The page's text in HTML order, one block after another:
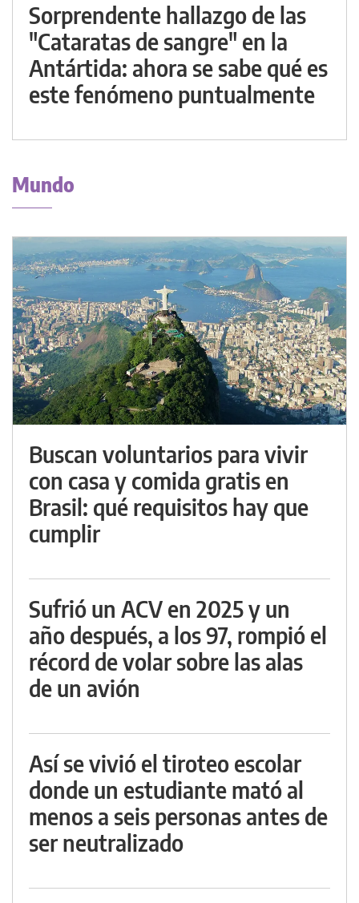
Sorprendente hallazgo de las
"Cataratas de sangre" en la
Antártida: ahora se sabe qué es
este fenómeno puntualmente
Mundo
Buscan voluntarios para vivir
con casa y comida gratis en
Brasil: qué requisitos hay que
cumplir
Sufrió un ACV en 2025 y un
año después, a los 97, rompió el
récord de volar sobre las alas
de un avión
Así se vivió el tiroteo escolar
donde un estudiante mató al
menos a seis personas antes de
ser neutralizado